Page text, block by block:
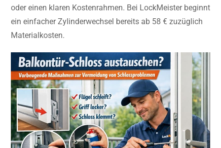
oder einen klaren Kostenrahmen. Bei LockMeister beginnt
ein einfacher Zylinderwechsel bereits ab 58 € zuzüglich
Materialkosten.